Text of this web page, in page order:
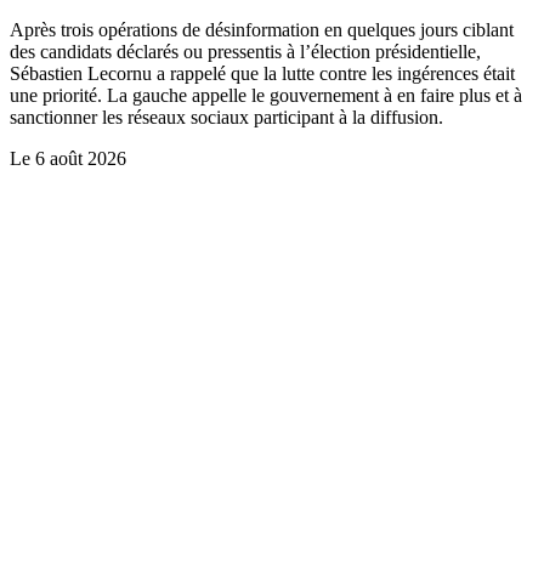
Après trois opérations de désinformation en quelques jours ciblant
des candidats déclarés ou pressentis à l’élection présidentielle,
Sébastien Lecornu a rappelé que la lutte contre les ingérences était
une priorité. La gauche appelle le gouvernement à en faire plus et à
sanctionner les réseaux sociaux participant à la diffusion.
Le 6 août 2026